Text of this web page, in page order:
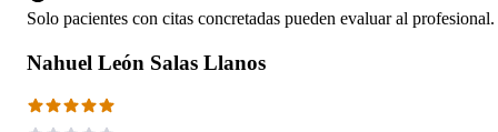
Solo pacientes con citas concretadas pueden evaluar al profesional.
Nahuel León Salas Llanos